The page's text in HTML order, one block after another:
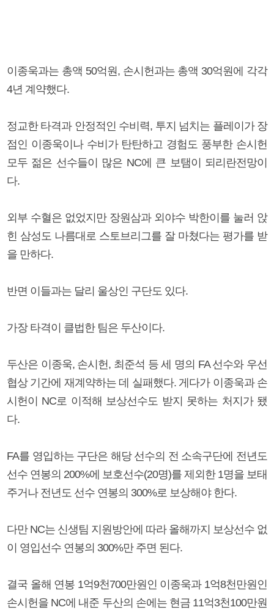
이종욱과는 총액 50억원, 손시헌과는 총액 30억원에 각각
4년 계약했다.
정교한 타격과 안정적인 수비력, 투지 넘치는 플레이가 장
점인 이종욱이나 수비가 탄탄하고 경험도 풍부한 손시헌
모두 젊은 선수들이 많은 NC에 큰 보탬이 되리란전망이
다.
외부 수혈은 없었지만 장원삼과 외야수 박한이를 눌러 앉
힌 삼성도 나름대로 스토브리그를 잘 마쳤다는 평가를 받
을 만하다.
반면 이들과는 달리 울상인 구단도 있다.
가장 타격이 클법한 팀은 두산이다.
두산은 이종욱, 손시헌, 최준석 등 세 명의 FA 선수와 우선
협상 기간에 재계약하는 데 실패했다. 게다가 이종욱과 손
시헌이 NC로 이적해 보상선수도 받지 못하는 처지가 됐
다.
FA를 영입하는 구단은 해당 선수의 전 소속구단에 전년도
선수 연봉의 200%에 보호선수(20명)를 제외한 1명을 보태
주거나 전년도 선수 연봉의 300%로 보상해야 한다.
다만 NC는 신생팀 지원방안에 따라 올해까지 보상선수 없
이 영입선수 연봉의 300%만 주면 된다.
결국 올해 연봉 1억9천700만원인 이종욱과 1억8천만원인
손시헌을 NC에 내준 두산의 손에는 현금 11억3천100만원